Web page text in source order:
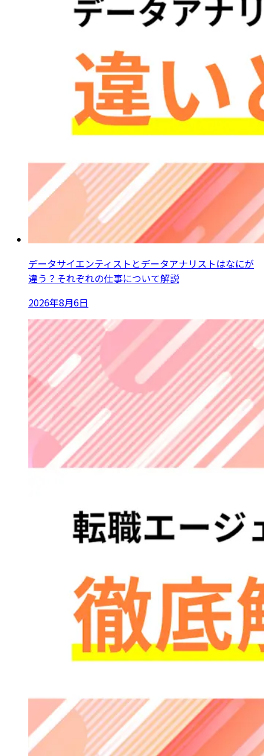
データサイエンティストとデータアナリストはなにが
違う？それぞれの仕事について解説
2026年8月6日